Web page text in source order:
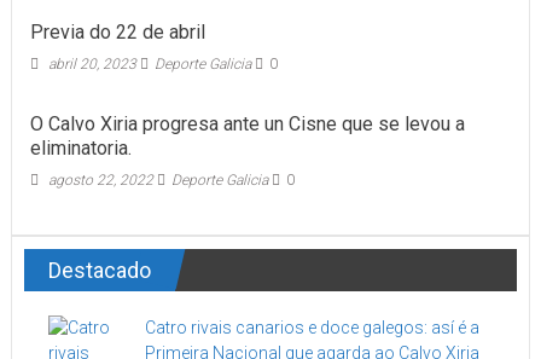
Previa do 22 de abril
abril 20, 2023 Deporte Galicia 0
O Calvo Xiria progresa ante un Cisne que se levou a
eliminatoria.
agosto 22, 2022 Deporte Galicia 0
Destacado
Catro rivais canarios e doce galegos: así é a
Primeira Nacional que agarda ao Calvo Xiria